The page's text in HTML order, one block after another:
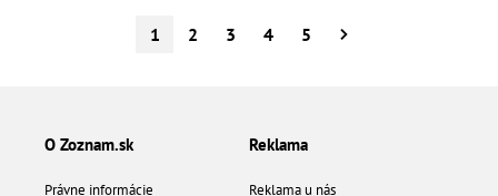
1 2 3 4 5
O Zoznam.sk
Právne informácie
Reklama
Reklama u nás